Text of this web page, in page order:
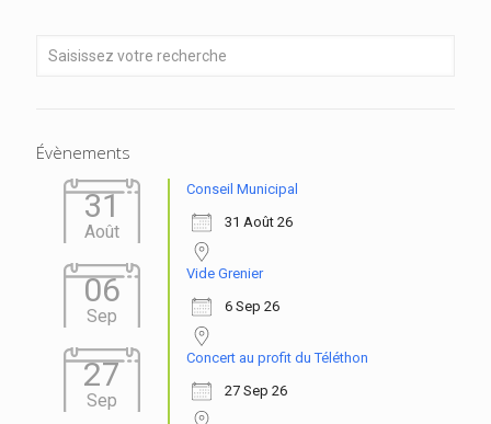
Évènements
31
Août
Conseil Municipal
31 Août 26
06
Sep
Vide Grenier
6 Sep 26
27
Sep
Concert au profit du Téléthon
27 Sep 26